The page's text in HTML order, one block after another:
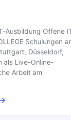
Ausbildung Offene
Schulungen
Düsseldorf,
als Live-Online-
Arbeit am